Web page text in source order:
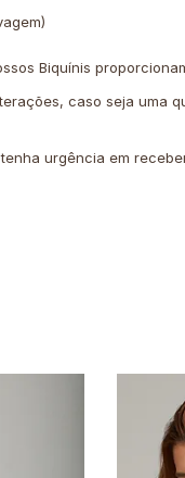
Biquínis
caso seja uma
urgência em